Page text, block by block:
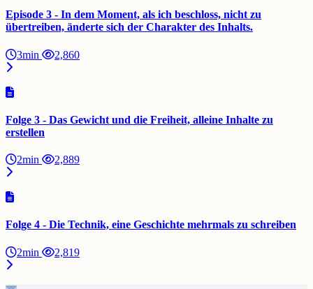
Episode 3 - In dem Moment, als ich beschloss, nicht zu
übertreiben, änderte sich der Charakter des Inhalts.
3min 2,860
Folge 3 - Das Gewicht und die Freiheit, alleine Inhalte zu
erstellen
2min 2,889
Folge 4 - Die Technik, eine Geschichte mehrmals zu schreiben
2min 2,819